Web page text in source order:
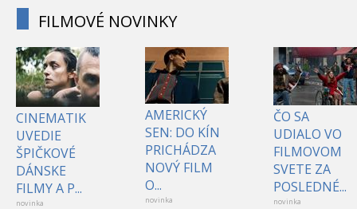
FILMOVÉ NOVINKY
CINEMATIK
UVEDIE
ŠPIČKOVÉ
DÁNSKE
FILMY A P...
novinka
AMERICKÝ
SEN: DO KÍN
PRICHÁDZA
NOVÝ FILM
O...
novinka
ČO SA
UDIALO VO
FILMOVOM
SVETE ZA
POSLEDNÉ...
novinka